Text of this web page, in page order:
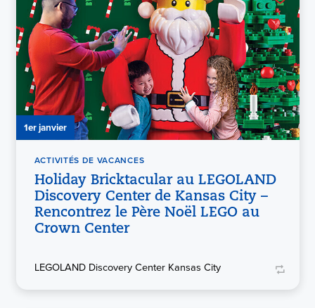
1er janvier
ACTIVITÉS DE VACANCES
Holiday Bricktacular au LEGOLAND
Discovery Center de Kansas City –
Rencontrez le Père Noël LEGO au
Crown Center
LEGOLAND Discovery Center Kansas City